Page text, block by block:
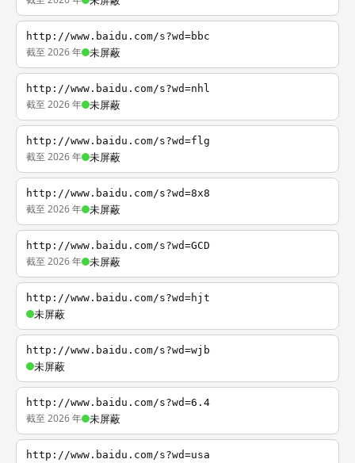
http://www.baidu.com/s?wd=bbc
截至 2026 年 未屏蔽
http://www.baidu.com/s?wd=nhl
截至 2026 年 未屏蔽
http://www.baidu.com/s?wd=flg
截至 2026 年 未屏蔽
http://www.baidu.com/s?wd=8x8
截至 2026 年 未屏蔽
http://www.baidu.com/s?wd=GCD
截至 2026 年 未屏蔽
http://www.baidu.com/s?wd=hjt
未屏蔽
http://www.baidu.com/s?wd=wjb
未屏蔽
http://www.baidu.com/s?wd=6.4
截至 2026 年 未屏蔽
http://www.baidu.com/s?wd=usa